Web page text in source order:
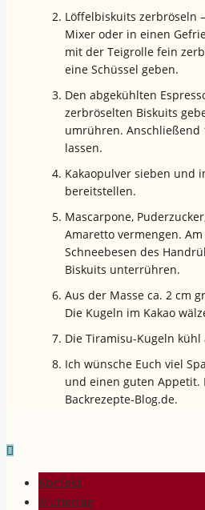
Löffelbiskuits zerbröseln
Mixer oder in einen
mit der Teigrolle fein
eine Schüssel geben.
Den abgekühlten
zerbröselten Biskuits
umrühren. Anschließend
lassen.
Kakaopulver sieben und
bereitstellen.
Mascarpone,
Amaretto vermengen.
Schneebesen des
Biskuits unterrühren.
Aus der Masse ca. 2 cm
Die Kugeln im Kakao
Die Tiramisu-Kugeln
Ich wünsche Euch viel
und einen guten Appetit.
Backrezepte-Blog.de.
Konfekt
Muttertag